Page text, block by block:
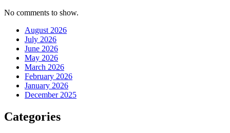
No comments to show.
August 2026
July 2026
June 2026
May 2026
March 2026
February 2026
January 2026
December 2025
Categories